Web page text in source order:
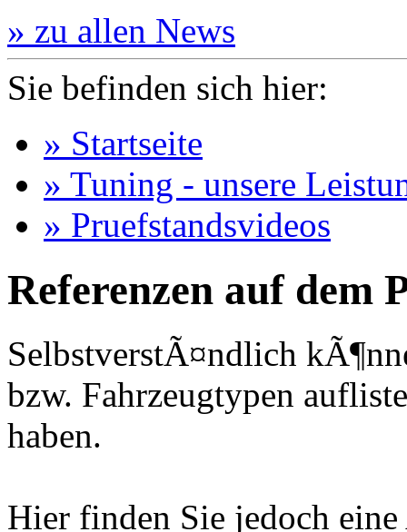
» zu allen News
Sie befinden sich hier:
» Startseite
» Tuning - unsere
» Pruefstandsvideos
Referenzen auf dem
SelbstverstÃ¤ndlich
bzw. Fahrzeugtypen
haben.
Hier finden Sie jedoch